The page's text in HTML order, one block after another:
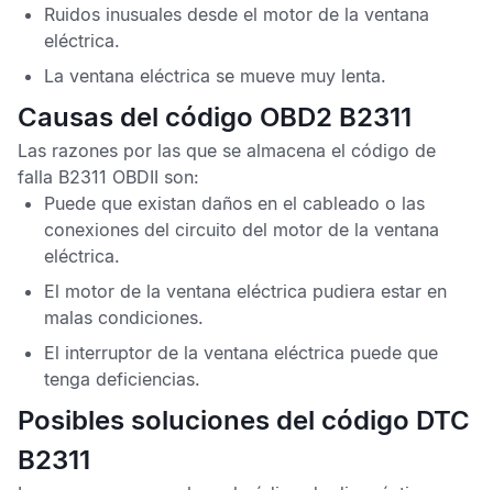
Ruidos inusuales desde el motor de la ventana
eléctrica.
La ventana eléctrica se mueve muy lenta.
Causas del código OBD2 B2311
Las razones por las que se almacena el código de
falla B2311 OBDII son:
Puede que existan daños en el cableado o las
conexiones del circuito del motor de la ventana
eléctrica.
El motor de la ventana eléctrica pudiera estar en
malas condiciones.
El interruptor de la ventana eléctrica puede que
tenga deficiencias.
Posibles soluciones del código DTC
B2311